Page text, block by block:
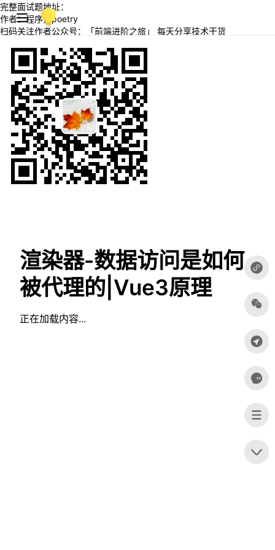
完整面试题地址：
作者：程序员poetry
扫码关注作者公众号：「前端进阶之旅」 每天分享技术干货
渲染器-数据访问是如何
被代理的|Vue3原理
正在加载内容...